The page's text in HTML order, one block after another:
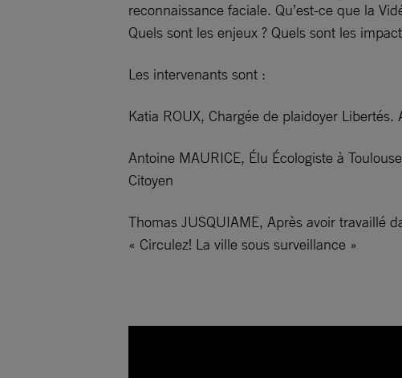
reconnaissance faciale. Qu’est-ce que la
Quels sont les enjeux ? Quels sont les
Les intervenants sont :
Katia ROUX, Chargée de plaidoyer
Antoine MAURICE, Élu Écologiste à
Citoyen
Thomas JUSQUIAME, Après avoir travaillé
« Circulez! La ville sous surveillance »